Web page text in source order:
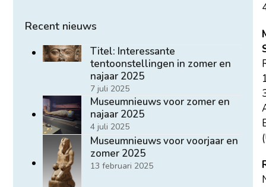
Recent nieuws
Titel: Interessante
tentoonstellingen in zomer en
najaar 2025
7 juli 2025
Museumnieuws voor zomer en
najaar 2025
4 juli 2025
Museumnieuws voor voorjaar en
zomer 2025
13 februari 2025